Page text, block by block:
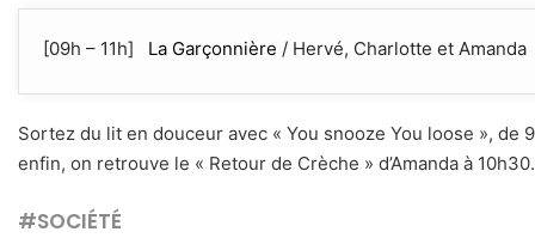
[09h – 11h] La Garçonnière / Hervé, Charlotte et Amanda
Sortez du lit en douceur avec « You snooze You loose », de
enfin, on retrouve le « Retour de Crèche » d’Amanda à
#SOCIÉTÉ